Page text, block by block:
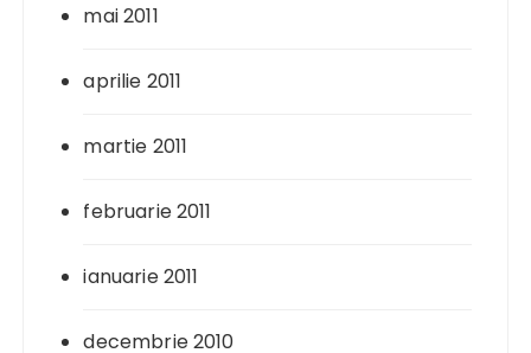
mai 2011
aprilie 2011
martie 2011
februarie 2011
ianuarie 2011
decembrie 2010